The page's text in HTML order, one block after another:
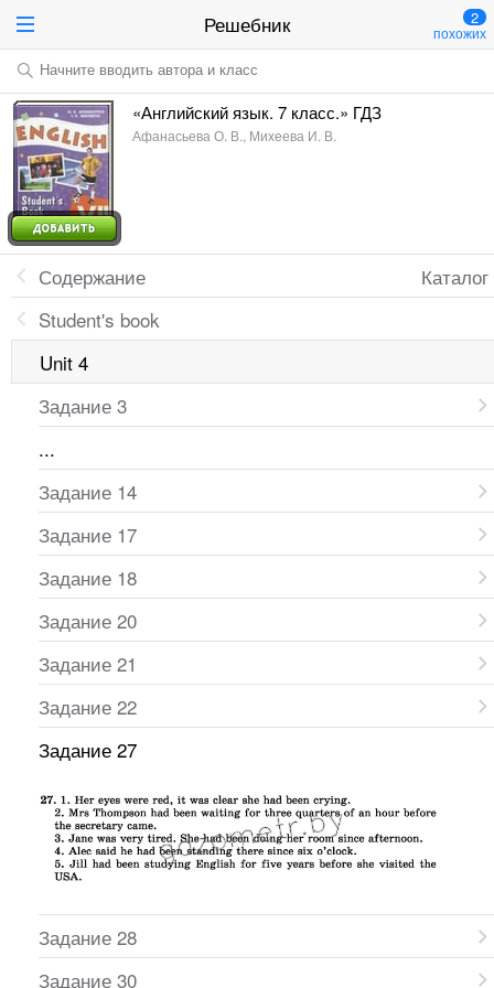
Решебник 2
похожих
Начните вводить автора и класс
«Английский язык. 7 класс.» ГДЗ
Афанасьева О. В., Михеева И. В.
Каталог
Содержание
Student's book
Unit 4
Задание 3
...
Задание 14
Задание 17
Задание 18
Задание 20
Задание 21
Задание 22
Задание 27
Задание 28
Задание 30